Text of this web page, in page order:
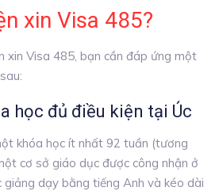
xin Visa 485?
xin Visa 485, bạn cần đáp ứng một
học đủ điều kiện tại Úc
khóa học ít nhất 92 tuần (tương
cơ sở giáo dục được công nhận ở
giảng dạy bằng tiếng Anh và kéo dài